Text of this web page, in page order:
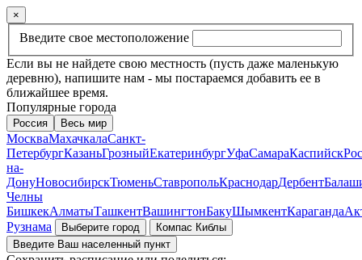
×
Введите свое местоположение
Если вы не найдете свою местность (пусть даже маленькую
деревню), напишите нам - мы постараемся добавить ее в
ближайшее время.
Популярные города
Россия Весь мир
МоскваМахачкалаСанкт-
ПетербургКазаньГрозныйЕкатеринбургУфаСамараКаспийск
на-
ДонуНовосибирскТюменьСтавропольКраснодарДербент
Челны
БишкекАлматыТашкентВашингтонБакуШымкентКараганда
Рузнама
Выберите город
Компас Киблы
Введите Ваш населенный пункт